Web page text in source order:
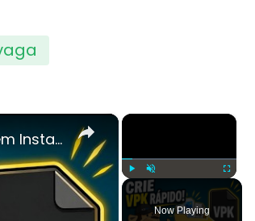
×
Play Unmute Fullscreen
Now Playing
×
Software